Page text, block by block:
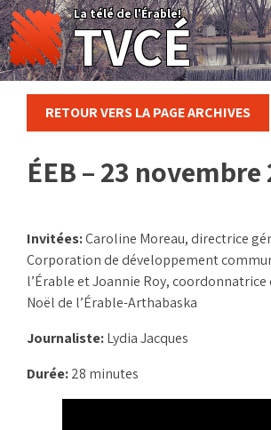
Skip
to
content
La télé de l'Érable!
TVCÉ
RETOUR VERS LA PAGE ARCHIVES
ÉEB – 23 novembre
Invitées:Caroline Moreau, directrice
Corporation de développement
l’Érable et Joannie Roy, coordonnatrice
Noël de l’Érable-Arthabaska
Journaliste:Lydia Jacques
Durée:28 minutes